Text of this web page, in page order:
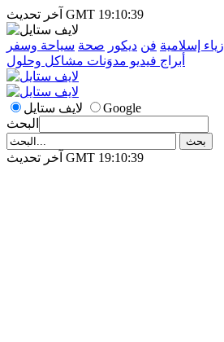
آخر تحديث GMT 19:10:39
أزياء إسلامية فن ديكور صحة سياحة وسفر
أبراج فيديو مدوَنات مشاكل وحلول
لايف ستايل
Google
البحث
آخر تحديث GMT 19:10:39